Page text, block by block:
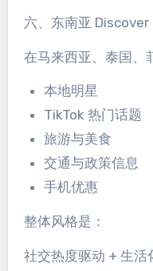
六、东南亚
在马来西亚、泰国、
本地明星
TikTok 热门话题
旅游与美食
交通与政策信息
手机优惠
整体风格是：
社交热度驱动 + 生活